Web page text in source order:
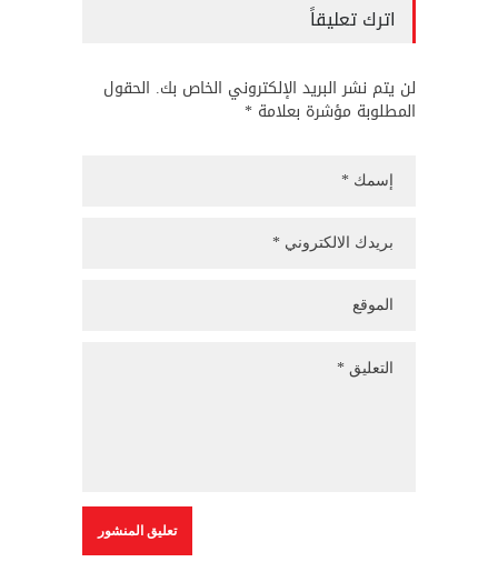
اترك تعليقاً
لن يتم نشر البريد الإلكتروني الخاص بك. الحقول
المطلوبة مؤشرة بعلامة *